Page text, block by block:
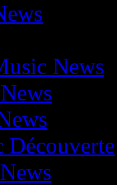
News
Découverte